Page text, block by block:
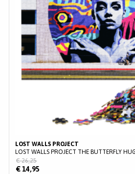
LOST WALLS PROJECT
LOST WALLS PROJECT THE BUTTERFLY
€ 14,95
€ 26,25